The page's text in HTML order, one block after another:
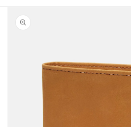
informazioni
sul prodotto